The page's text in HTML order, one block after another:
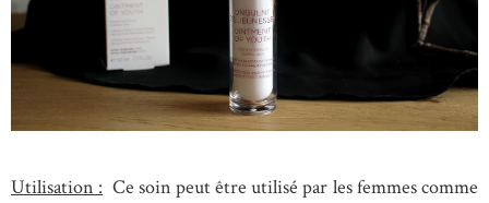
Utilisation : Ce soin peut être utilisé par les femmes comme